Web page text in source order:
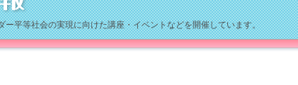
平等社会の実現に向けた講座・イベントなどを開催しています。